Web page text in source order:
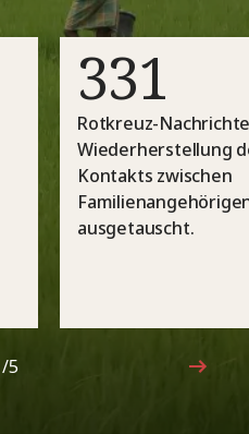
331
Rotkreuz-
Wiederherstellung
Kontakts zwischen
ausgetauscht.
5